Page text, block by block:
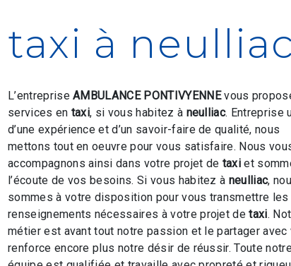
taxi à neulliac
L’entrepriseAMBULANCE PONTIVYENNEvous
services en taxi, si vous habitez à neulliac. Entreprise
d’une expérience et d’un savoir-faire de qualité, nous
mettons tout en oeuvre pour vous satisfaire. Nous
accompagnons ainsi dans votre projet de taxi et
l’écoute de vos besoins. Si vous habitez à neulliac,
sommes à votre disposition pour vous transmettre les
renseignements nécessaires à votre projet detaxi.
métier est avant tout notre passion et le partager avec
renforce encore plus notre désir de réussir. Toute